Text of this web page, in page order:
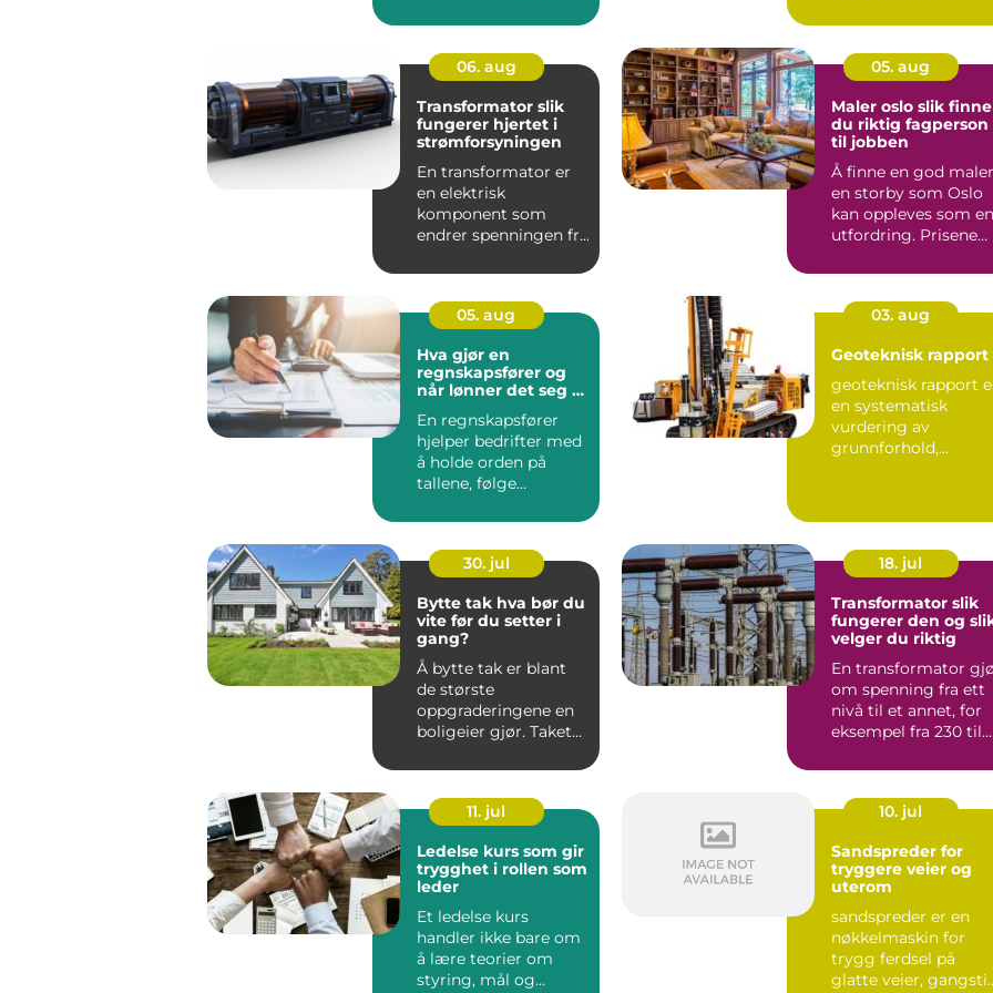
konkurr...
men ...
06. aug
Transformator slik
fungerer hjertet i
strømforsyningen
En transformator er
en elektrisk
komponent som
endrer spenningen fra
for ekse...
05. aug
Maler oslo slik finner
du riktig fagperson
til jobben
Å finne en god
en storby som Oslo
kan oppleves som en
utfordring. Prisene
05. aug
Hva gjør en
regnskapsfører og
når lønner det seg å
En regnskapsfører
hjelper bedrifter med
å holde orden på
tallene, følge
egen øko...
03. aug
Geoteknisk rapport
geoteknisk rapport
en systematisk
vurdering av
grunnforhold,
30. jul
Bytte tak hva bør du
vite før du setter i
gang?
Å bytte tak er blant
de største
oppgraderingene en
boligeier gjør. Taket
sikkerhet, en...
18. jul
Transformator slik
fungerer den og
velger du riktig
En transformator
om spenning fra ett
nivå til et annet, for
eksempel fra 230 til
11. jul
Ledelse kurs som gir
trygghet i rollen som
leder
Et ledelse kurs
handler ikke bare om
å lære teorier om
styring, mål og
10. jul
Sandspreder for
tryggere veier og
uterom
sandspreder er en
nøkkelmaskin for
trygg ferdsel på
glatte veier,